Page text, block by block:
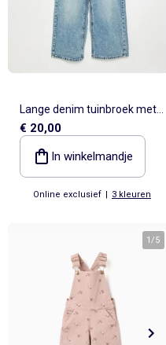
Lange denim tuinbroek met
ruches aan de
schouderbandjes
€ 20,00
In winkelmandje
Online exclusief | 3 kleuren
1/5